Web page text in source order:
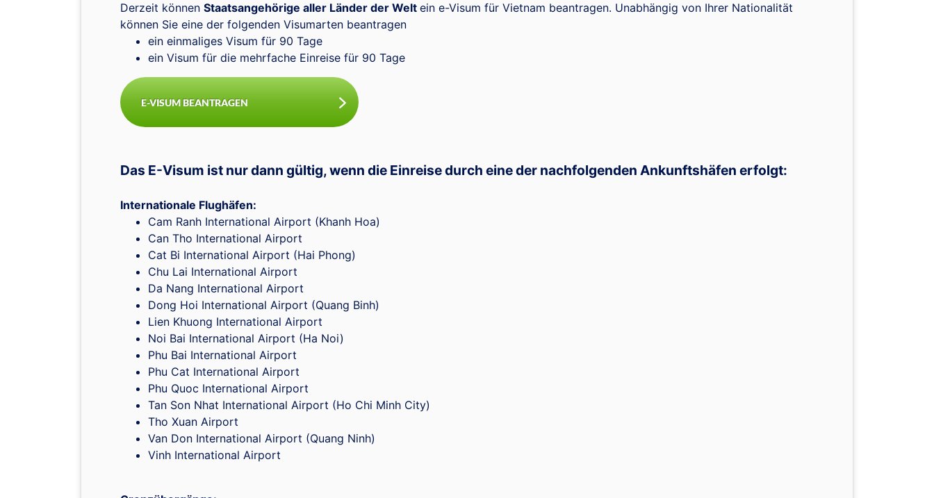
Derzeit können Staatsangehörige aller Länder der Welt ein e-Visum für Vietnam beantragen. Unabhängig von Ihrer Nationalität
können Sie eine der folgenden Visumarten beantragen
ein einmaliges Visum für 90 Tage
ein Visum für die mehrfache Einreise für 90 Tage
E-VISUM BEANTRAGEN
Das E-Visum ist nur dann gültig, wenn die Einreise durch eine der nachfolgenden Ankunftshäfen erfolgt:
Internationale Flughäfen:
Cam Ranh International Airport (Khanh Hoa)
Can Tho International Airport
Cat Bi International Airport (Hai Phong)
Chu Lai International Airport
Da Nang International Airport
Dong Hoi International Airport (Quang Binh)
Lien Khuong International Airport
Noi Bai International Airport (Ha Noi)
Phu Bai International Airport
Phu Cat International Airport
Phu Quoc International Airport
Tan Son Nhat International Airport (Ho Chi Minh City)
Tho Xuan Airport
Van Don International Airport (Quang Ninh)
Vinh International Airport